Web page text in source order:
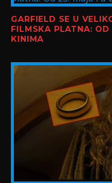
GARFIELD SE U
FILMSKA PLATNA:
KINIMA